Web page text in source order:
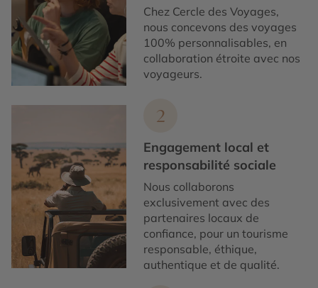
Chez Cercle des Voyages,
nous concevons des voyages
100% personnalisables, en
collaboration étroite avec nos
voyageurs.
2
Engagement local et
responsabilité sociale
Nous collaborons
exclusivement avec des
partenaires locaux de
confiance, pour un tourisme
responsable, éthique,
authentique et de qualité.